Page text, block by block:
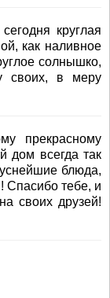
круглая
как наливное
солнышко,
своих, в меру
прекрасному
дом всегда так
блюда,
Спасибо тебе, и
своих друзей!